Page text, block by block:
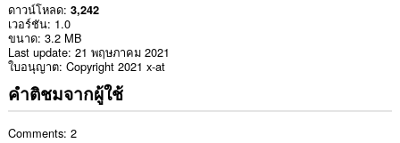
ดาวน์โหลด 3,242
เวอร์ชัน 1.0
ขนาด 3.2 MB
Last update 21 พฤษภาคม 2021
ใบอนุญาต Copyright 2021 x-at
คำติชมจากผู้ใช้
Comments: 2